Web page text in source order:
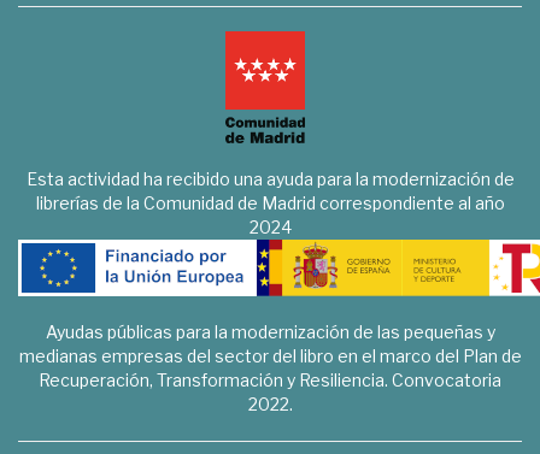
Esta actividad ha recibido una ayuda para la modernización de
librerías de la Comunidad de Madrid correspondiente al año
2024
Ayudas públicas para la modernización de las pequeñas y
medianas empresas del sector del libro en el marco del Plan de
Recuperación, Transformación y Resiliencia. Convocatoria
2022.